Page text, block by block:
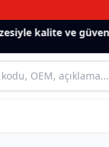
kalite ve güven.